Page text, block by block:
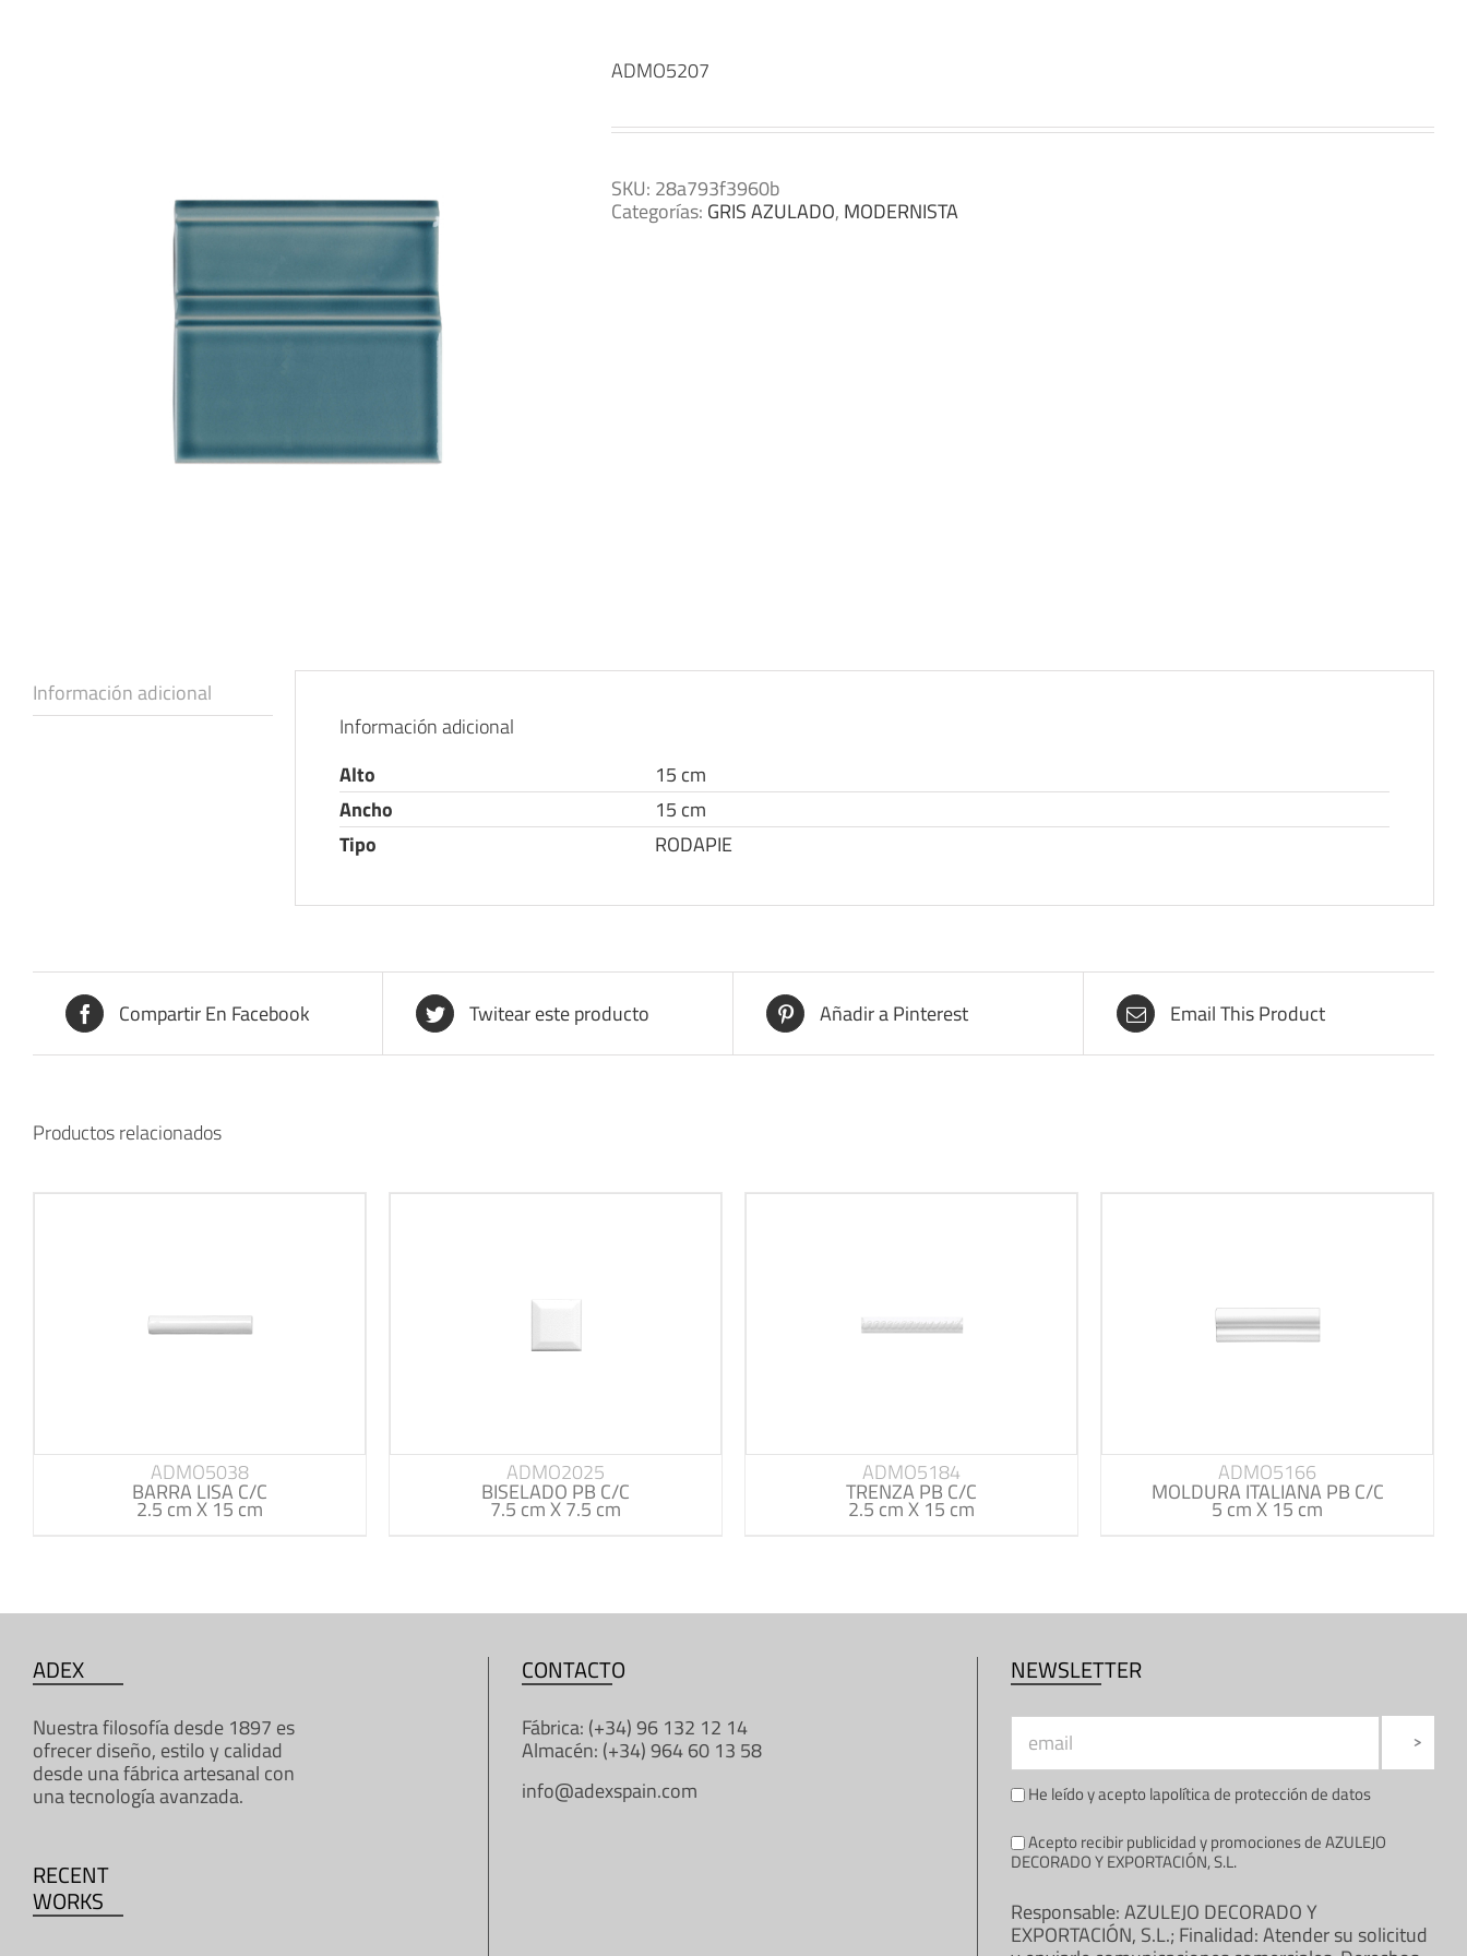
ADMO5207
SKU: 28a793f3960b
Categorías: GRIS AZULADO, MODERNISTA
Información adicional
Información adicional
Alto
15 cm
Ancho
15 cm
Tipo
RODAPIE
Compartir En Facebook Twitear este producto Añadir a Pinterest Email This Product
Productos relacionados
ADMO5038
BARRA LISA C/C
2.5 cm X 15 cm
ADMO2025
BISELADO PB C/C
7.5 cm X 7.5 cm
ADMO5184
TRENZA PB C/C
2.5 cm X 15 cm
ADMO5166
MOLDURA ITALIANA PB C/C
5 cm X 15 cm
ADEX
Nuestra filosofía desde 1897 es
ofrecer diseño, estilo y calidad
desde una fábrica artesanal con
una tecnología avanzada.
RECENT
WORKS
CONTACTO
Fábrica: (+34) 96 132 12 14
Almacén: (+34) 964 60 13 58
info@adexspain.com
NEWSLETTER
He leído y acepto lapolítica de protección de datos
Acepto recibir publicidad y promociones de AZULEJO
DECORADO Y EXPORTACIÓN, S.L.
Responsable: AZULEJO DECORADO Y
EXPORTACIÓN, S.L.; Finalidad: Atender su solicitud